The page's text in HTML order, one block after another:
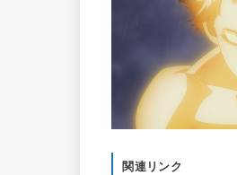
関連リンク